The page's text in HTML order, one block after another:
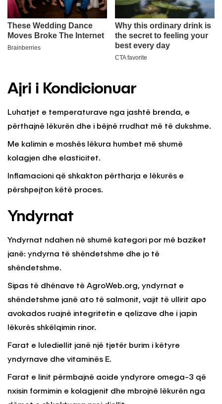
Ajri i Kondicionuar
Luhatjet e temperaturave nga jashtë brenda, e
përthajnë lëkurën dhe i bëjnë rrudhat më të dukshme.
Me kalimin e moshës lëkura humbet më shumë
kolagjen dhe elasticitet.
Inflamacioni që shkakton përtharja e lëkurës e
përshpejton këtë proces.
Yndyrnat
Yndyrnat ndahen në shumë kategori por më baziket
janë: yndyrna të shëndetshme dhe jo të
shëndetshme.
Sipas të dhënave të AgroWeb.org, yndyrnat e
shëndetshme janë ato të salmonit, vajit të ullirit apo
avokados ruajnë integritetin e qelizave dhe i japin
lëkurës shkëlqimin rinor.
Farat e lulediellit janë një tjetër burim i këtyre
yndyrnave dhe vitaminës E.
Farat e linit përmbajnë acide yndyrore omega-3 që
nxisin formimin e kolagjenit dhe mbrojnë lëkurën nga